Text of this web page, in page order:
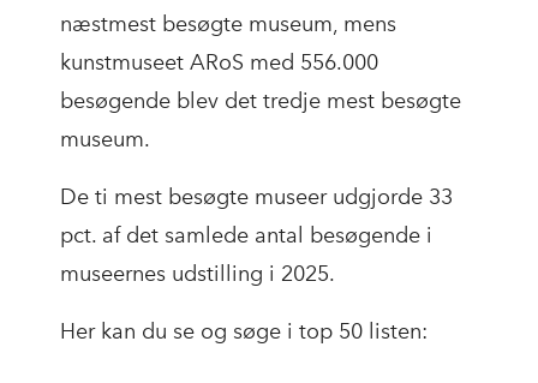
næstmest besøgte museum, mens
kunstmuseet ARoS med 556.000
besøgende blev det tredje mest besøgte
museum.
De ti mest besøgte museer udgjorde 33
pct. af det samlede antal besøgende i
museernes udstilling i 2025.
Her kan du se og søge i top 50 listen: